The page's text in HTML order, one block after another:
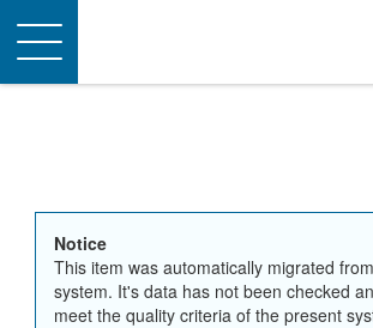
Toggle
navigation
Notice
This item was automatically migrated
system. It's data has not been checked
meet the quality criteria of the present